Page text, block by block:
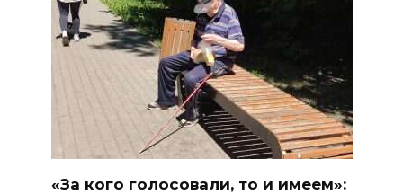
«За кого голосовали, то и имеем»: